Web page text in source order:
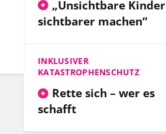
„Unsichtbare Kinder
sichtbarer machen“
INKLUSIVER
KATASTROPHENSCHUTZ
Rette sich – wer es
schafft